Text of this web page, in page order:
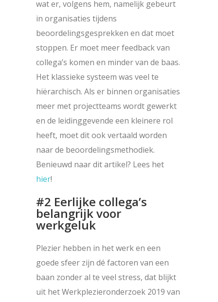
wat er, volgens hem, namelijk gebeurt
in organisaties tijdens
beoordelingsgesprekken en dat moet
stoppen. Er moet meer feedback van
collega’s komen en minder van de baas.
Het klassieke systeem was veel te
hiërarchisch. Als er binnen organisaties
meer met projectteams wordt gewerkt
en de leidinggevende een kleinere rol
heeft, moet dit ook vertaald worden
naar de beoordelingsmethodiek.
Benieuwd naar dit artikel? Lees het
hier!
#2 Eerlijke collega’s
belangrijk voor
werkgeluk
Plezier hebben in het werk en een
goede sfeer zijn dé factoren van een
baan zonder al te veel stress, dat blijkt
uit het Werkplezieronderzoek 2019 van